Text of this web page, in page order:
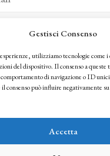
Gestisci Consenso
utilizziamo tecnologie come
del dispositivo. Il consenso a
di navigazione o ID
consenso può influire negativamente
Accetta
ISCRIVITI
riconosci che le tue
Privacy Policy
All right reserved
dei proprietari dei diritti e dell’Istituto